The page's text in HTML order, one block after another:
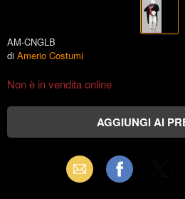
AM-CNGLB
di Amerio Costumi
Non è in vendita online
Email Facebook